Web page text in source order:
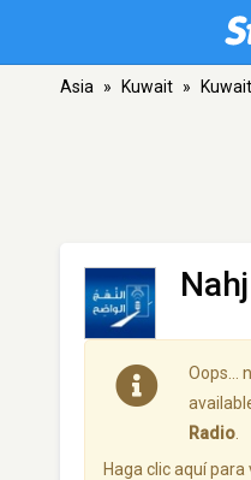
Asia » Kuwait »
Oops…
Radio
Haga clic aquí